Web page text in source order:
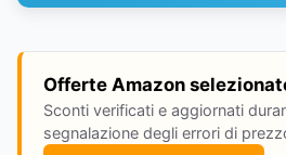
Offerte Amazon
Sconti verificati e aggiornati
segnalazione degli errori di